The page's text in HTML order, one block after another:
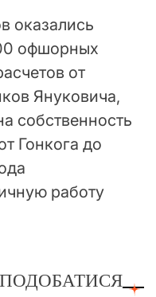
оказались
офшорных
от
Януковича,
собственность
Гонкога до
работу